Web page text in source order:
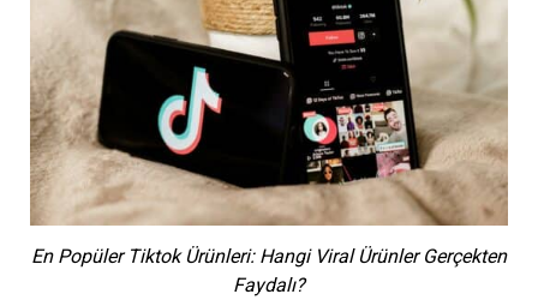
En Popüler Tiktok Ürünleri: Hangi Viral Ürünler Gerçekten
Faydalı?